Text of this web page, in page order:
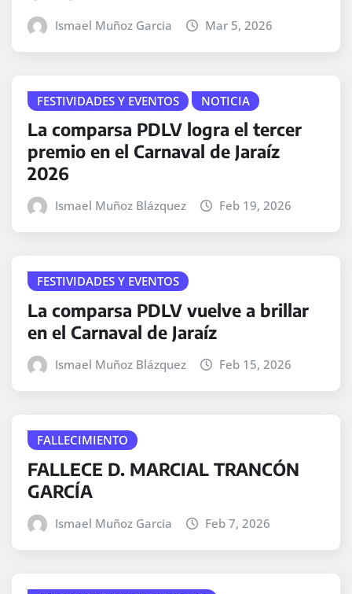
Ismael Muñoz Garcia Mar 5, 2026
FESTIVIDADES Y EVENTOS NOTICIA
La comparsa PDLV logra el tercer
premio en el Carnaval de Jaraíz
2026
Ismael Muñoz Blázquez Feb 19, 2026
FESTIVIDADES Y EVENTOS
La comparsa PDLV vuelve a brillar
en el Carnaval de Jaraíz
Ismael Muñoz Blázquez Feb 15, 2026
FALLECIMIENTO
FALLECE D. MARCIAL TRANCÓN
GARCÍA
Ismael Muñoz Garcia Feb 7, 2026